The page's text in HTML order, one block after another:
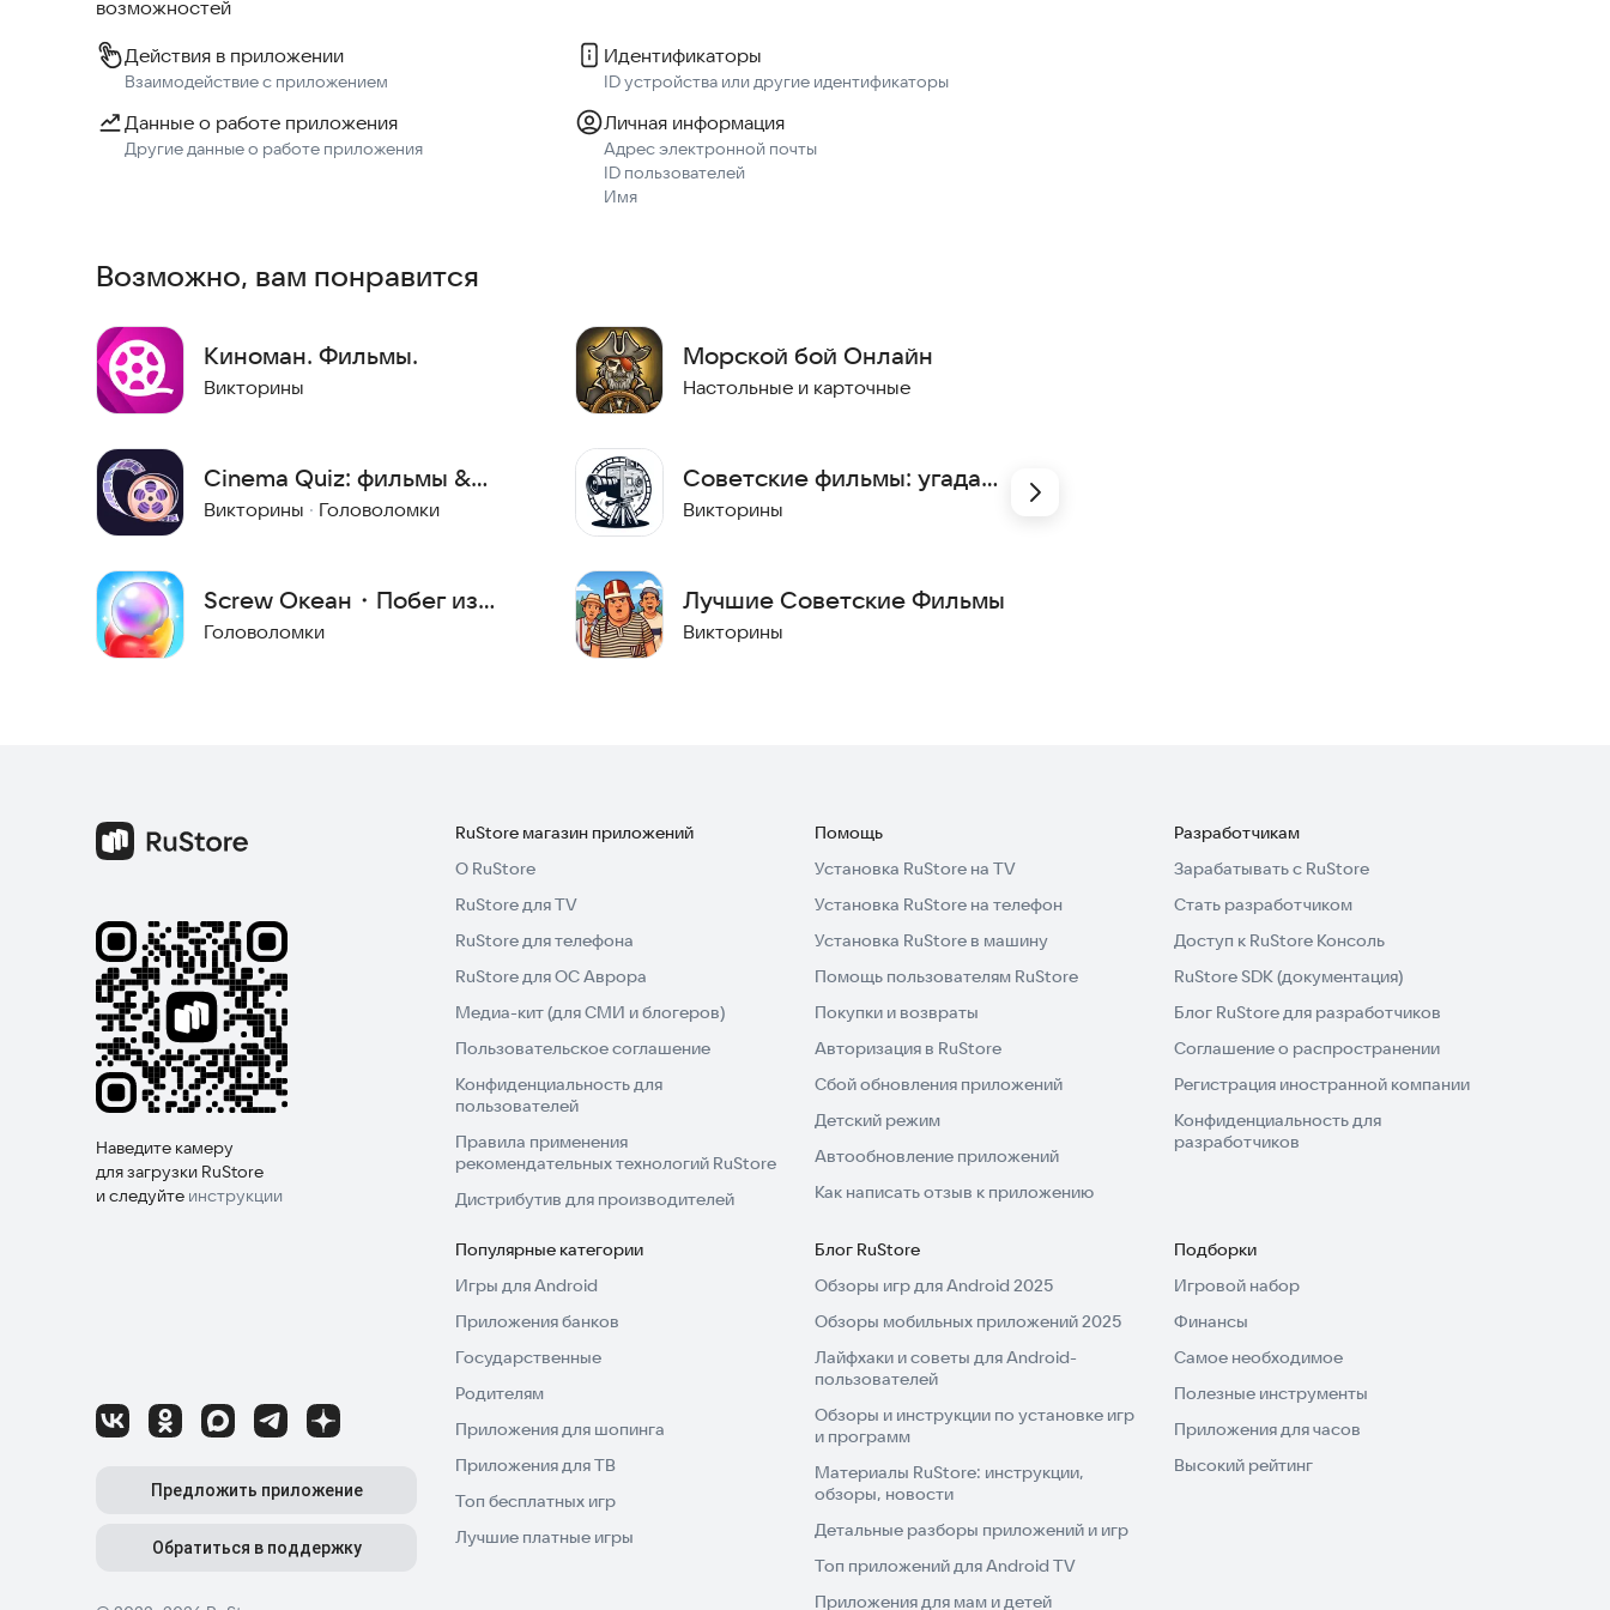
Почему Choicer?
Популярные подборки: Отдельные разделы для российских фильмов и сериалов, зарубежных
Полная информация: Детальное описание, актерский состав и рейтинги Kinopoisk/IMDb для каждого
от главного — выбора кино.
Без лишних сложностей: Мгновенный обмен списками без необходимости регистрации через QR-
коды.
Найдите свой идеальный фильм на вечер вместе с Choicer!
возможностей
Действия в приложении
Взаимодействие с приложением
Идентификаторы
ID устройства или другие идентификаторы
Данные о работе приложения
Другие данные о работе приложения
Личная информация
Адрес электронной почты
ID пользователей
Имя
Возможно, вам понравится
Киноман. Фильмы.
Викторины
Cinema Quiz: фильмы &
актеры
Викторины · Головоломки
Screw Океан・Побег из
Болт Матч
Головоломки
Морской бой Онлайн
Настольные и карточные
Советские фильмы: угадай
кадр
Викторины
Лучшие Советские Фильмы
Викторины
Наведите камеру
для загрузки RuStore
и следуйте инструкции
Предложить приложение
Обратиться в поддержку
RuStore магазин приложений
О RuStore
RuStore для TV
RuStore для телефона
RuStore для ОС Аврора
Медиа-кит (для СМИ и блогеров)
Пользовательское соглашение
Конфиденциальность для
пользователей
Правила применения
рекомендательных технологий RuStore
Дистрибутив для производителей
Помощь
Установка RuStore на TV
Установка RuStore на телефон
Установка RuStore в машину
Помощь пользователям RuStore
Покупки и возвраты
Авторизация в RuStore
Сбой обновления приложений
Детский режим
Автообновление приложений
Как написать отзыв к приложению
Разработчикам
Зарабатывать с RuStore
Стать разработчиком
Доступ к RuStore Консоль
RuStore SDK (документация)
Блог RuStore для разработчиков
Соглашение о распространении
Регистрация иностранной компании
Конфиденциальность для
разработчиков
Популярные категории
Игры для Android
Приложения банков
Государственные
Родителям
Приложения для шопинга
Приложения для ТВ
Топ бесплатных игр
Лучшие платные игры
Блог RuStore
Обзоры игр для Android 2025
Обзоры мобильных приложений 2025
Лайфхаки и советы для Android-
пользователей
Обзоры и инструкции по установке игр
и программ
Материалы RuStore: инструкции,
обзоры, новости
Детальные разборы приложений и игр
Топ приложений для Android TV
Приложения для мам и детей
Подборки
Игровой набор
Финансы
Самое необходимое
Полезные инструменты
Приложения для часов
Высокий рейтинг